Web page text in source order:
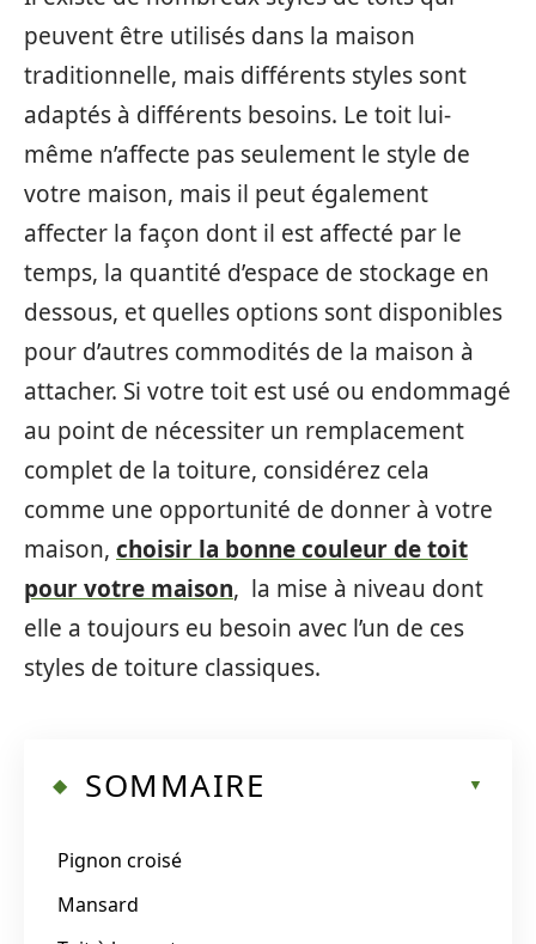
peuvent être utilisés dans la maison
traditionnelle, mais différents styles sont
adaptés à différents besoins. Le toit lui-
même n’affecte pas seulement le style de
votre maison, mais il peut également
affecter la façon dont il est affecté par le
temps, la quantité d’espace de stockage en
dessous, et quelles options sont disponibles
pour d’autres commodités de la maison à
attacher. Si votre toit est usé ou endommagé
au point de nécessiter un remplacement
complet de la toiture, considérez cela
comme une opportunité de donner à votre
maison, choisir la bonne couleur de toit
pour votre maison, la mise à niveau dont
elle a toujours eu besoin avec l’un de ces
styles de toiture classiques.
SOMMAIRE
Pignon croisé
Mansard